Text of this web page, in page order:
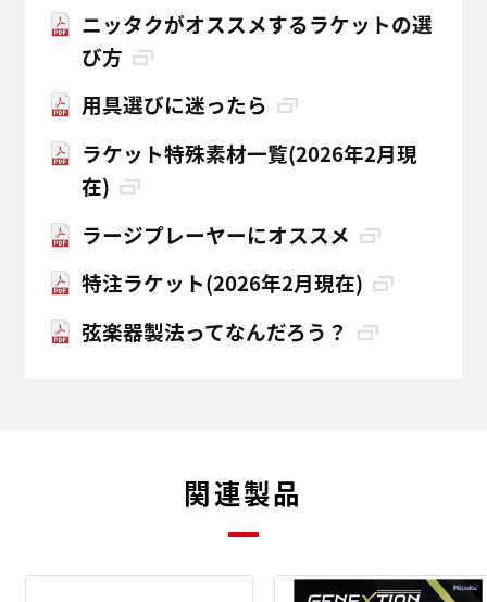
ニッタクがオススメするラケットの選
び方
用具選びに迷ったら
ラケット特殊素材一覧(2026年2月現
在)
ラージプレーヤーにオススメ
特注ラケット(2026年2月現在)
弦楽器製法ってなんだろう？
関連製品